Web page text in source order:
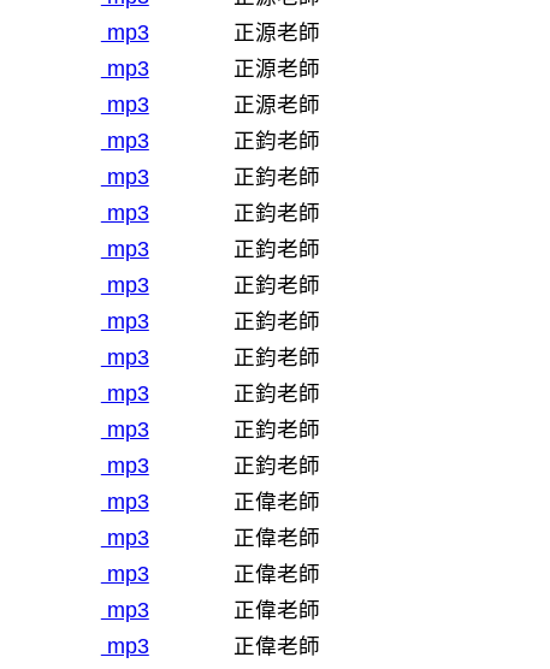
mp3
正源老師
mp3
正源老師
mp3
正源老師
mp3
正鈞老師
mp3
正鈞老師
mp3
正鈞老師
mp3
正鈞老師
mp3
正鈞老師
mp3
正鈞老師
mp3
正鈞老師
mp3
正鈞老師
mp3
正鈞老師
mp3
正鈞老師
mp3
正偉老師
mp3
正偉老師
mp3
正偉老師
mp3
正偉老師
mp3
正偉老師